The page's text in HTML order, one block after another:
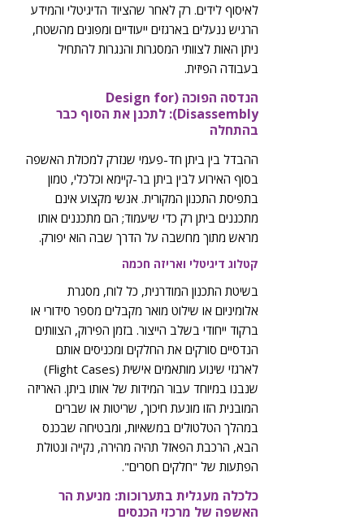
לאיסוף לידים. רק לאחר שהציוד הדיגיטלי והמידע
הרגיש ננעלים בארגזים ייעודיים ומפונים מהשטח,
ניתן האות לצוותי המסגרות והנגרות להתחיל
בעבודה הפיזית.
הנדסה הפוכה (Design for
Disassembly): לתכנן את הסוף כבר
בהתחלה
ההבדל בין ביתן חד-פעמי שנזרק למכולת האשפה
בסוף האירוע לבין ביתן בר-קיימא וכלכלי, טמון
בתפיסת התכנון המקורית. אנשי מקצוע אינם
מתכננים ביתן רק כדי שיעמוד; הם מתכננים אותו
מראש מתוך מחשבה על הדרך שבה הוא יפורק.
קטלוג דיגיטלי ואריזה חכמה
בשיטת התכנון המודרנית, כל לוח, מסגרת
אלומיניום או שילוט מואר מקבלים מספר סידורי או
ברקוד ייחודי בשלב הייצור. בזמן הפירוק, הצוותים
הנדסיים סורקים את החלקים ומכניסים אותם
לארגזי שינוע מותאמים אישית (Flight Cases)
שנבנו במיוחד עבור המידות של אותו ביתן. האריזה
המובנית הזו מונעת חיכוך, שריטות או שברים
במהלך הטלטולים במשאיות, ומבטיחה שבכנס
הבא, הרכבת הפאזל תהיה מהירה, נקייה ונטולת
הפתעות של "חלקים חסרים".
כלכלה מעגלית בתערוכות: מניעת הר
האשפה של מרכזי הכנסים